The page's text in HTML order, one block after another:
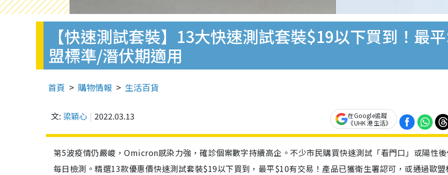
【快速測試套裝】13大快速測試套裝$19以下買到！最
盟標準/潛伏期適用
首頁 購物情報 生活百貨
文: 梁穎心 2022.03.13
在Google追蹤
《UHK 港生活》
第5波疫情仍嚴峻，Omicron感染力強，確診個案數字持續高企。不少市民購買快速測試「看門口」或陽性
每日檢測。精選13款優惠價快速測試套裝$19以下買到，最平$10有交易！產品已獲衛生署認可，或通過歐盟